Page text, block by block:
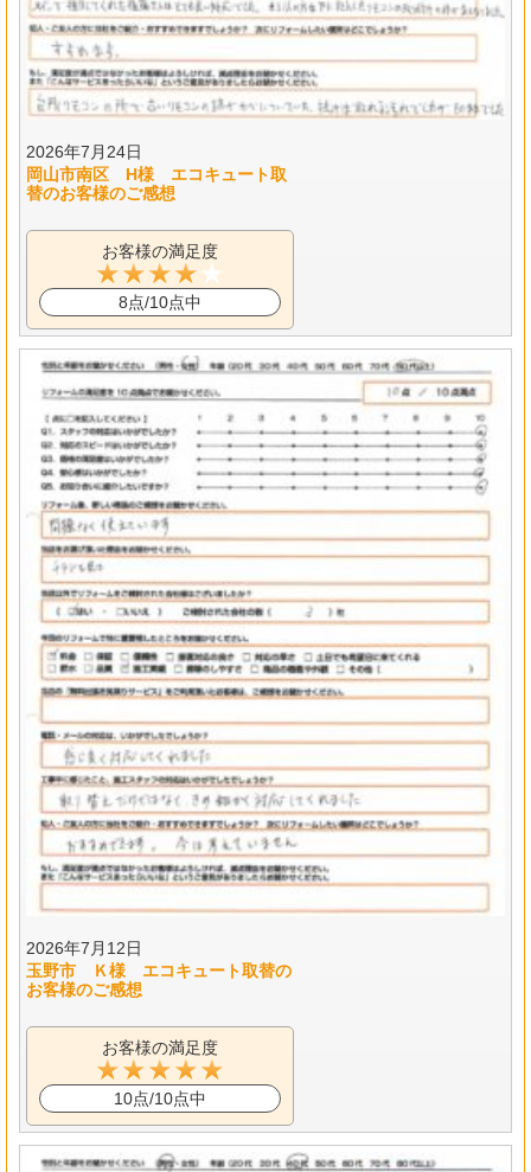
2026年7月24日
岡山市南区 H様 エコキュート取
替のお客様のご感想
お客様の満足度
8点/10点中
2026年7月12日
玉野市 Ｋ様 エコキュート取替の
お客様のご感想
お客様の満足度
10点/10点中